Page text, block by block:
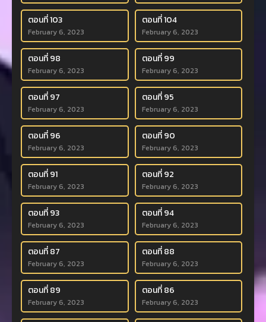
ตอนที่ 103
February 6, 2023
ตอนที่ 104
February 6, 2023
ตอนที่ 98
February 6, 2023
ตอนที่ 99
February 6, 2023
ตอนที่ 97
February 6, 2023
ตอนที่ 95
February 6, 2023
ตอนที่ 96
February 6, 2023
ตอนที่ 90
February 6, 2023
ตอนที่ 91
February 6, 2023
ตอนที่ 92
February 6, 2023
ตอนที่ 93
February 6, 2023
ตอนที่ 94
February 6, 2023
ตอนที่ 87
February 6, 2023
ตอนที่ 88
February 6, 2023
ตอนที่ 89
February 6, 2023
ตอนที่ 86
February 6, 2023